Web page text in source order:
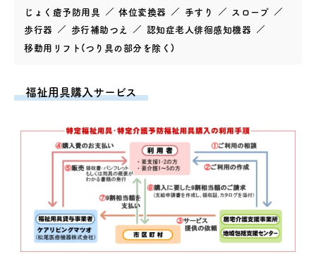
じょく瘡予防用具
体位変換器 手すり
スロープ
歩行器
歩行補助つえ
認知症老人徘徊感知機器
移動用リフト(つり具の部分を除く)
福祉用具購入サービス